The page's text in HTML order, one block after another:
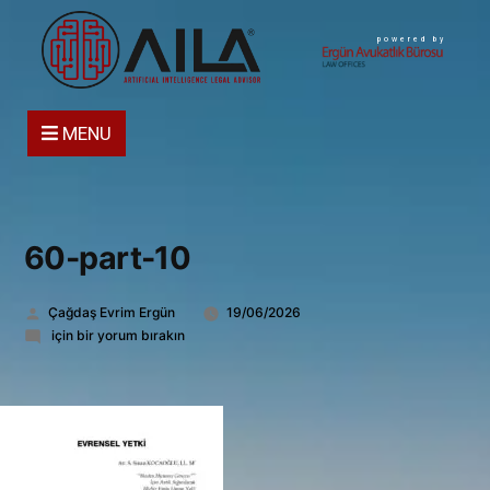
powered by
MENU
60-part-10
Gönderen:
Çağdaş Evrim Ergün
19/06/2026
60-
için bir yorum bırakın